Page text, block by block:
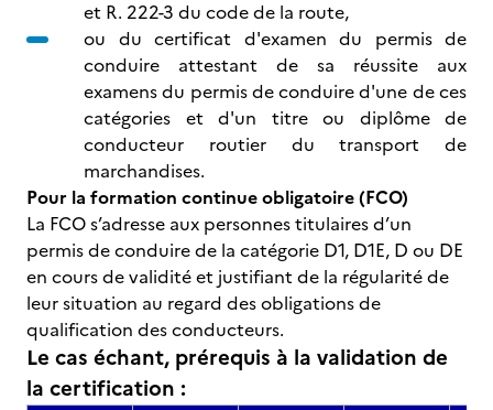
et R. 222-3 du code de la route,
ou du certificat d'examen du permis de
conduire attestant de sa réussite aux
examens du permis de conduire d'une de ces
catégories et d'un titre ou diplôme de
conducteur routier du transport de
marchandises.
Pour la formation continue obligatoire (FCO)
La FCO s’adresse aux personnes titulaires d’un
permis de conduire de la catégorie D1, D1E, D ou DE
en cours de validité et justifiant de la régularité de
leur situation au regard des obligations de
qualification des conducteurs.
Le cas échant, prérequis à la validation de
la certification :